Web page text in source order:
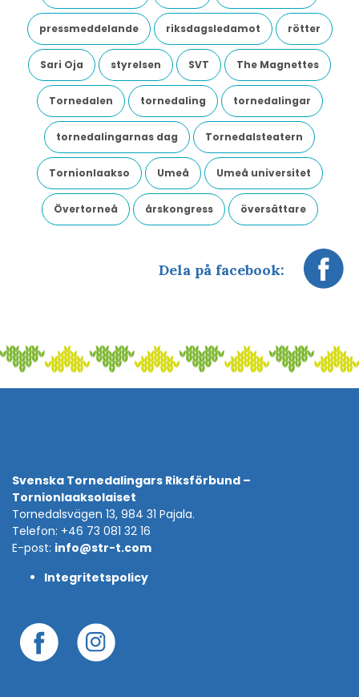
pressmeddelande riksdagsledamot rötter
Sari Oja styrelsen SVT The Magnettes
Tornedalen tornedaling tornedalingar
tornedalingarnas dag Tornedalsteatern
Tornionlaakso Umeå Umeå universitet
Övertorneå årskongress översättare
Dela på facebook:
Svenska Tornedalingars Riksförbund –
Tornionlaaksolaiset
Tornedalsvägen 13, 984 31 Pajala.
Telefon: +46 73 081 32 16
E-post: info@str-t.com
Integritetspolicy